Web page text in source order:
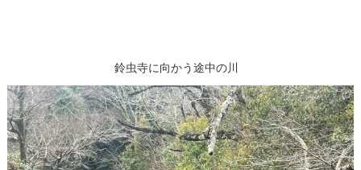
鈴虫寺に向かう途中の川